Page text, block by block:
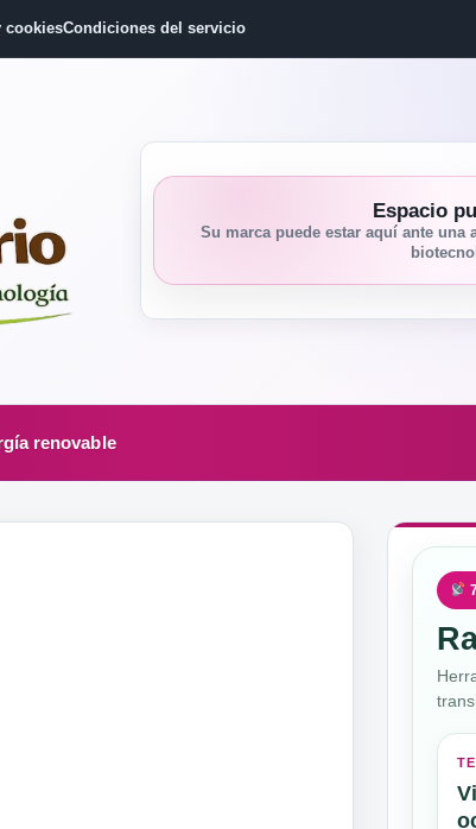
cookiesCondiciones del servicio
Espacio
Su marca puede estar aquí ante
renovable